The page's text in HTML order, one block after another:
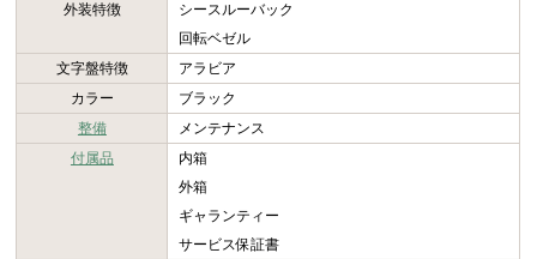
外装特徴
シースルーバック
回転ベゼル
文字盤特徴
アラビア
カラー
ブラック
整備
メンテナンス
付属品
内箱
外箱
ギャランティー
サービス保証書